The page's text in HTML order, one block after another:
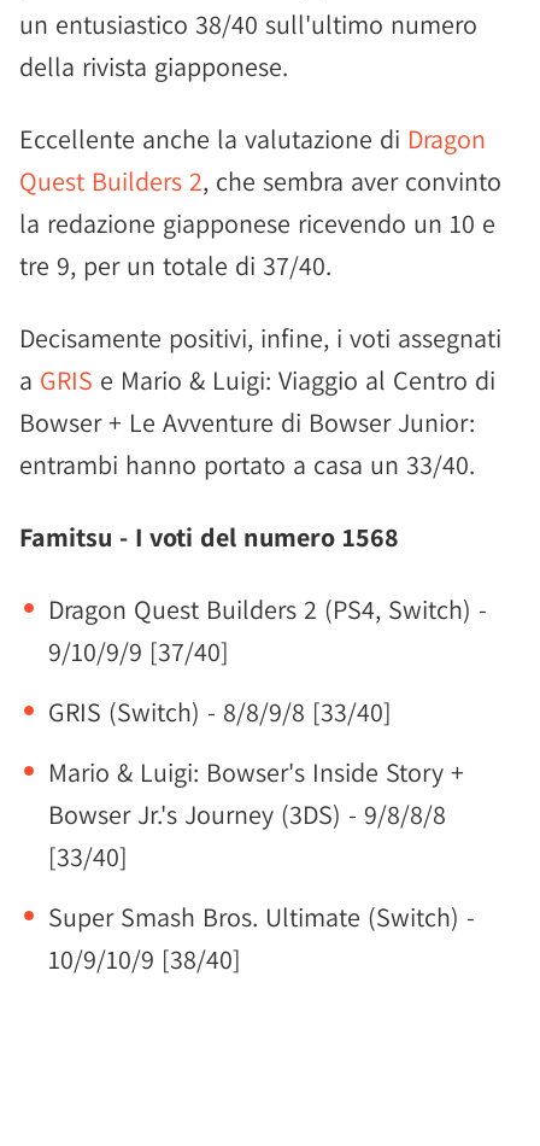
un entusiastico 38/40 sull'ultimo numero
della rivista giapponese.
Eccellente anche la valutazione di Dragon
Quest Builders 2, che sembra aver convinto
la redazione giapponese ricevendo un 10 e
tre 9, per un totale di 37/40.
Decisamente positivi, infine, i voti assegnati
a GRIS e Mario & Luigi: Viaggio al Centro di
Bowser + Le Avventure di Bowser Junior:
entrambi hanno portato a casa un 33/40.
Famitsu - I voti del numero 1568
Dragon Quest Builders 2 (PS4, Switch) -
9/10/9/9 [37/40]
GRIS (Switch) - 8/8/9/8 [33/40]
Mario & Luigi: Bowser's Inside Story +
Bowser Jr.'s Journey (3DS) - 9/8/8/8
[33/40]
Super Smash Bros. Ultimate (Switch) -
10/9/10/9 [38/40]